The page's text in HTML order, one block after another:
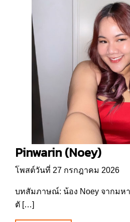
Pinwarin (Noey)
โพสต์วันที่ 27 กรกฎาคม 2026
บทสัมภาษณ์: น้อง Noey จากมห
ตั […]